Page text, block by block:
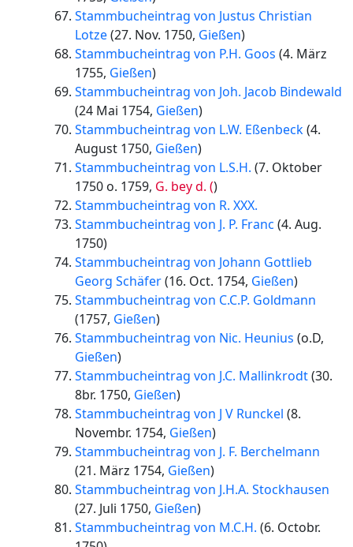
Stammbucheintrag von Justus Christian
Lotze(27. Nov. 1750, Gießen)
Stammbucheintrag von P.H. Goos (4. März
1755, Gießen)
Stammbucheintrag von Joh. Jacob Bindewald
(24 Mai 1754, Gießen)
Stammbucheintrag von L.W. Eßenbeck(4.
August 1750, Gießen)
Stammbucheintrag von L.S.H. (7. Oktober
1750 o. 1759, G. bey d. ()
Stammbucheintrag von R. XXX.
Stammbucheintrag von J. P. Franc (4. Aug.
1750)
Stammbucheintrag von Johann Gottlieb
Georg Schäfer(16. Oct. 1754, Gießen)
Stammbucheintrag von C.C.P. Goldmann
(1757, Gießen)
Stammbucheintrag von Nic. Heunius (o.D,
Gießen)
Stammbucheintrag von J.C. Mallinkrodt(30.
8br. 1750, Gießen)
Stammbucheintrag von J V Runckel (8.
Novembr. 1754, Gießen)
Stammbucheintrag von J. F. Berchelmann
(21. März 1754, Gießen)
Stammbucheintrag von J.H.A. Stockhausen
(27. Juli 1750, Gießen)
Stammbucheintrag von M.C.H. (6. Octobr.